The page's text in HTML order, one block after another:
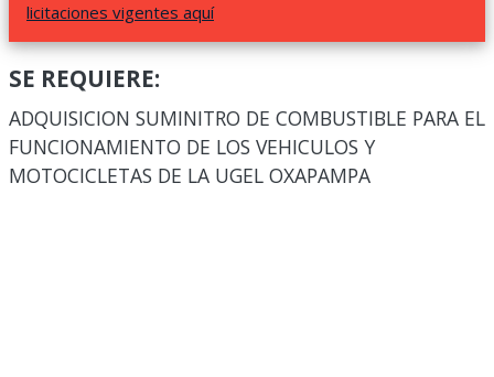
licitaciones vigentes aquí
SE REQUIERE:
ADQUISICION SUMINITRO DE COMBUSTIBLE PARA EL
FUNCIONAMIENTO DE LOS VEHICULOS Y
MOTOCICLETAS DE LA UGEL OXAPAMPA